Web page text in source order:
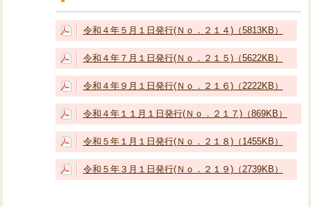
令和４年５月１日発行(Ｎｏ．２１４)（5813KB）
令和４年７月１日発行(Ｎｏ．２１５)（5622KB）
令和４年９月１日発行(Ｎｏ．２１６)（2222KB）
令和４年１１月１日発行(Ｎｏ．２１７)（869KB）
令和５年１月１日発行(Ｎｏ．２１８)（1455KB）
令和５年３月１日発行(Ｎｏ．２１９)（2739KB）